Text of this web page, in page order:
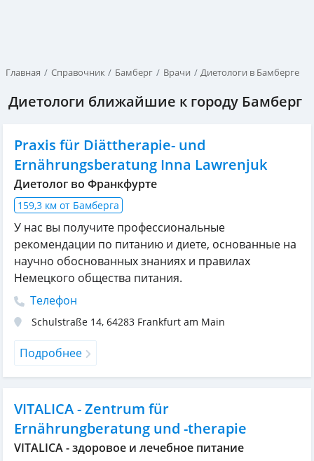
Главная Справочник Бамберг Врачи Диетологи в Бамберге
Диетологи ближайшие к городу Бамберг
Praxis für Diättherapie- und
Ernährungsberatung Inna Lawrenjuk
Диетолог во Франкфурте
159,3 км от Бамберга
У нас вы получите профессиональные
рекомендации по питанию и диете, основанные на
научно обоснованных знаниях и правилах
Немецкого общества питания.
Телефон
Schulstraße 14, 64283 Frankfurt am Main
Подробнее
VITALICA - Zentrum für
Ernährungberatung und -therapie
VITALICA - здоровое и лечебное питание